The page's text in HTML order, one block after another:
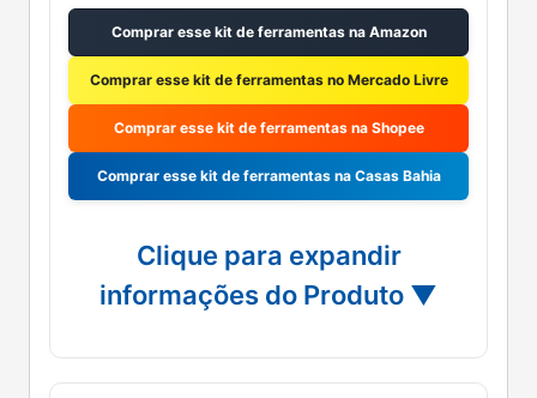
Comprar esse kit de ferramentas na Amazon
Comprar esse kit de ferramentas no Mercado Livre
Comprar esse kit de ferramentas na Shopee
Comprar esse kit de ferramentas na Casas Bahia
Clique para expandir
informações do Produto ▼